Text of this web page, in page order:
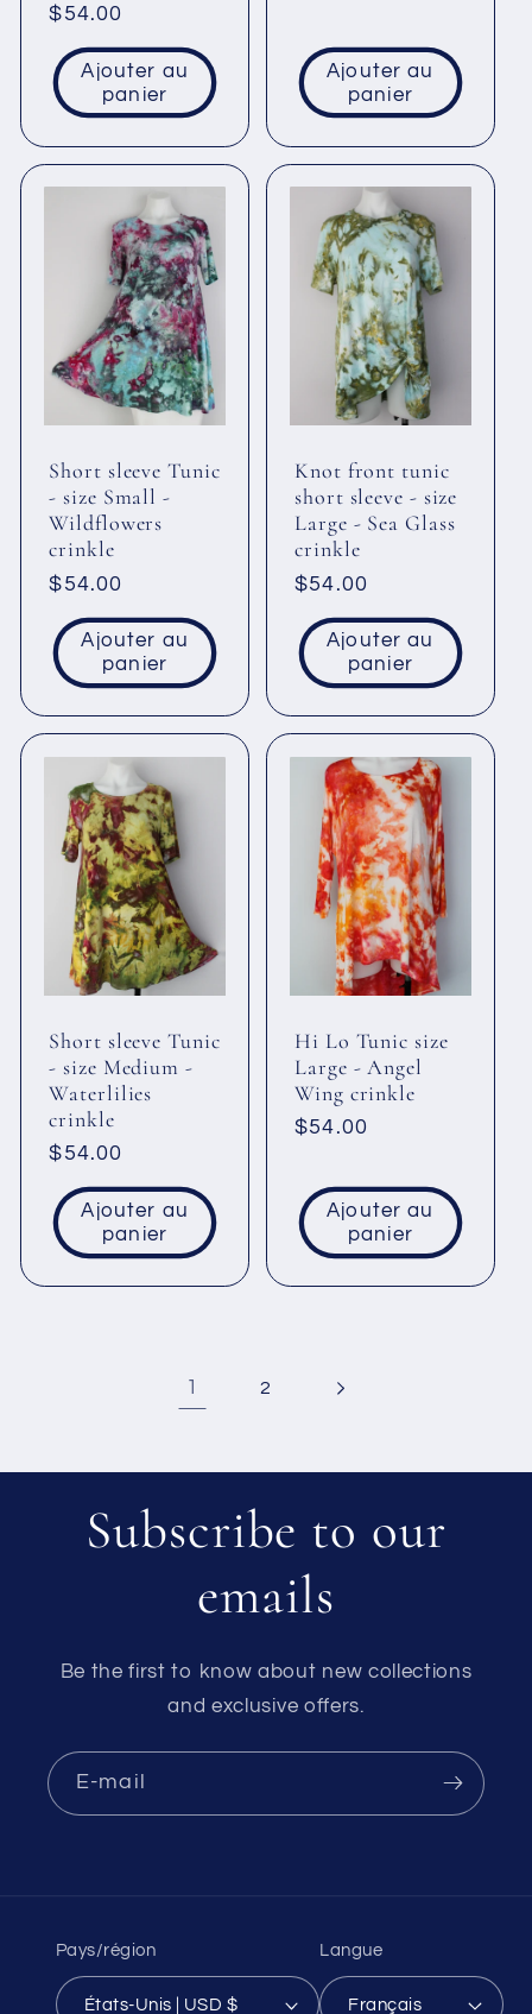
Prix
habituel
$54.00
Ajouter au
panier
Ajouter au
panier
Short sleeve Tunic
- size Small -
Wildflowers
crinkle
Prix
habituel
$54.00
Ajouter au
panier
Knot front tunic
short sleeve - size
Large - Sea Glass
crinkle
Prix
habituel
$54.00
Ajouter au
panier
Short sleeve Tunic
- size Medium -
Waterlilies
crinkle
Prix
habituel
$54.00
Ajouter au
panier
Hi Lo Tunic size
Large - Angel
Wing crinkle
Prix
$54.00
Ajouter au
panier
1 2
Subscribe to our
emails
Be the first to know about new collections
and exclusive offers.
E-mail
Pays/région
États-Unis | USD $
Langue
Français